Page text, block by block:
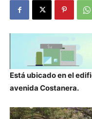
Está ubicado en el
avenida Costanera.